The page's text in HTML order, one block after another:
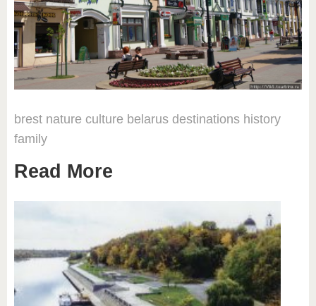
brest nature culture belarus destinations history
family
Read More